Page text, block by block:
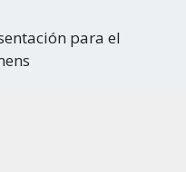
para el